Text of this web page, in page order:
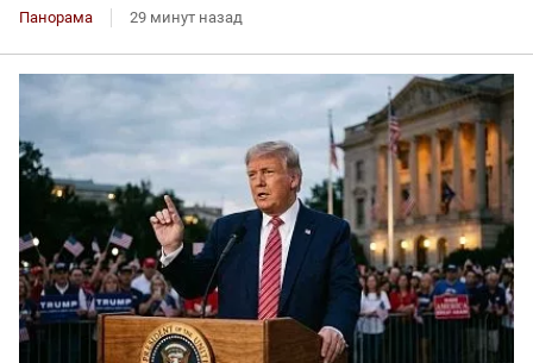
Панорама 29 минут назад